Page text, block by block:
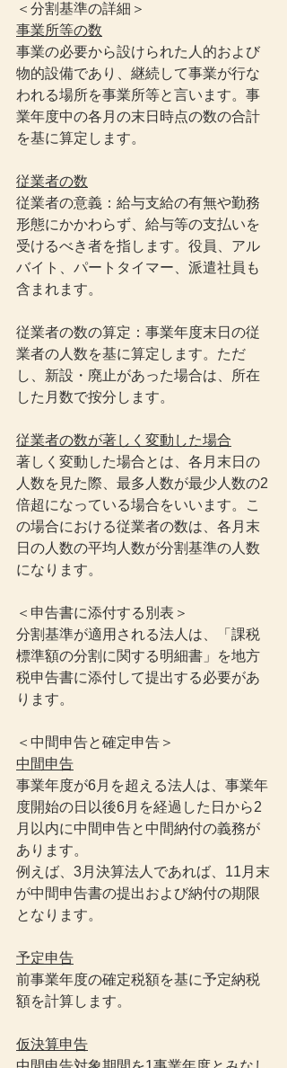
＜分割基準の詳細＞
事業所等の数
事業の必要から設けられた人的および
物的設備であり、継続して事業が行な
われる場所を事業所等と言います。事
業年度中の各月の末日時点の数の合計
を基に算定します。
従業者の数
従業者の意義：給与支給の有無や勤務
形態にかかわらず、給与等の支払いを
受けるべき者を指します。役員、アル
バイト、パートタイマー、派遣社員も
含まれます。
従業者の数の算定：事業年度末日の従
業者の人数を基に算定します。ただ
し、新設・廃止があった場合は、所在
した月数で按分します。
従業者の数が著しく変動した場合
著しく変動した場合とは、各月末日の
人数を見た際、最多人数が最少人数の2
倍超になっている場合をいいます。こ
の場合における従業者の数は、各月末
日の人数の平均人数が分割基準の人数
になります。
＜申告書に添付する別表＞
分割基準が適用される法人は、「課税
標準額の分割に関する明細書」を地方
税申告書に添付して提出する必要があ
ります。
＜中間申告と確定申告＞
中間申告
事業年度が6月を超える法人は、事業年
度開始の日以後6月を経過した日から2
月以内に中間申告と中間納付の義務が
あります。
例えば、3月決算法人であれば、11月末
が中間申告書の提出および納付の期限
となります。
予定申告
前事業年度の確定税額を基に予定納税
額を計算します。
仮決算申告